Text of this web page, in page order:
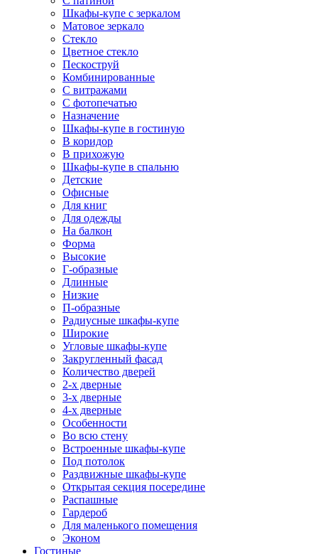
Шкафы-купе с зеркалом
Матовое зеркало
Стекло
Цветное стекло
Пескоструй
Комбинированные
С витражами
С фотопечатью
Назначение
Шкафы-купе в гостиную
В коридор
В прихожую
Шкафы-купе в спальню
Детские
Офисные
Для книг
Для одежды
На балкон
Форма
Высокие
Г-образные
Длинные
Низкие
П-образные
Радиусные шкафы-купе
Широкие
Угловые шкафы-купе
Закругленный фасад
Количество дверей
2-х дверные
3-х дверные
4-х дверные
Особенности
Во всю стену
Встроенные шкафы-купе
Под потолок
Раздвижные шкафы-купе
Открытая секция посередине
Распашные
Гардероб
Для маленького помещения
Эконом
Гостиные